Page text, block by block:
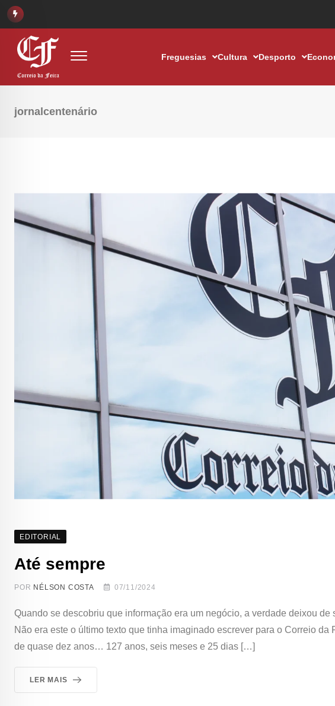
Freguesias Cultura Desporto
jornalcentenário
EDITORIAL
Até sempre
POR NÉLSON COSTA 07/11/2024
Quando se descobriu que informação era um negócio, a verdade deixou
Não era este o último texto que tinha imaginado escrever para o Correio
de quase dez anos… 127 anos, seis meses e 25 dias […]
LER MAIS